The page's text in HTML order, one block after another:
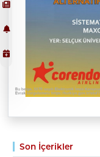
Son İçerikler